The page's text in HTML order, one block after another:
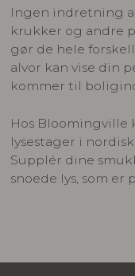
Ingen indretning
krukker og andre
gør de hele
alvor kan vise din
kommer til
Hos Bloomingville
lysestager i
Supplér dine
snoede lys, som